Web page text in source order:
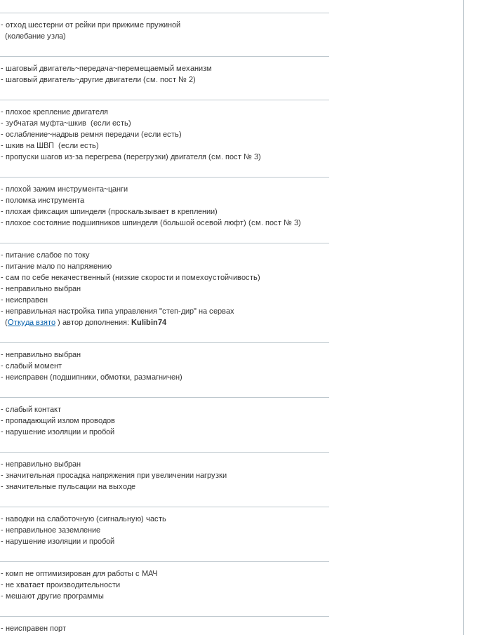
- отход шестерни от рейки при прижиме пружиной
(колебание узла)
- шаговый двигатель~передача~перемещаемый механизм
- шаговый двигатель~другие двигатели (см. пост № 2)
- плохое крепление двигателя
- зубчатая муфта~шкив (если есть)
- ослабление~надрыв ремня передачи (если есть)
- шкив на ШВП (если есть)
- пропуски шагов из-за перегрева (перегрузки) двигателя (см. пост № 3)
- плохой зажим инструмента~цанги
- поломка инструмента
- плохая фиксация шпинделя (проскальзывает в креплении)
- плохое состояние подшипников шпинделя (большой осевой люфт) (см. пост № 3)
- питание слабое по току
- питание мало по напряжению
- сам по себе некачественный (низкие скорости и помехоустойчивость)
- неправильно выбран
- неисправен
- неправильная настройка типа управления "степ-дир" на сервах
(Откуда взято ) автор дополнения:Kulibin74
- неправильно выбран
- слабый момент
- неисправен (подшипники, обмотки, размагничен)
- слабый контакт
- пропадающий излом проводов
- нарушение изоляции и пробой
- неправильно выбран
- значительная просадка напряжения при увеличении нагрузки
- значительные пульсации на выходе
- наводки на слаботочную (сигнальную) часть
- неправильное заземление
- нарушение изоляции и пробой
- комп не оптимизирован для работы с МАЧ
- не хватает производительности
- мешают другие программы
- неисправен порт